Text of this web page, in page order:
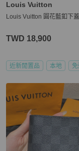
Louis Vuitton
Louis Vuitton 圓花藍釦下
TWD 18,900
近新閒置品 本地